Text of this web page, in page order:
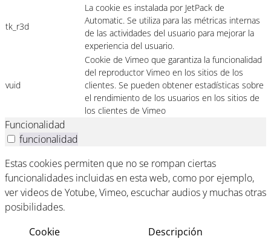
tk_r3d
La cookie es instalada por JetPack de
Automatic. Se utiliza para las métricas internas
de las actividades del usuario para mejorar la
experiencia del usuario.
vuid
Cookie de Vimeo que garantiza la funcionalidad
del reproductor Vimeo en los sitios de los
clientes. Se pueden obtener estadísticas sobre
el rendimiento de los usuarios en los sitios de
los clientes de Vimeo
Funcionalidad
funcionalidad
Estas cookies permiten que no se rompan ciertas
funcionalidades incluidas en esta web, como por ejemplo,
ver videos de Yotube, Vimeo, escuchar audios y muchas otras
posibilidades.
Cookie
Descripción